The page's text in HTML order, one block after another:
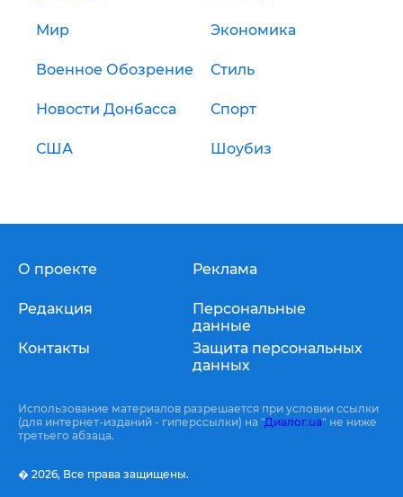
Мир Экономика
Военное Обозрение Стиль
Новости Донбасса Спорт
США Шоубиз
О проекте
Редакция
Контакты
Реклама
Персональные
данные
Защита персональных
данных
Использование материалов разрешается при условии ссылки
(для интернет-изданий - гиперссылки) на "Диалог.ua" не ниже
третьего абзаца.
� 2026, Все права защищены.